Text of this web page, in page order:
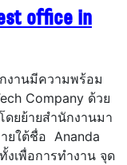
office in
งานมีความพร้อม
Company ด้วย
ยย้ายสำนักงานมา
ยใต้ชื่อ Ananda
เพื่อการทำงาน จุด